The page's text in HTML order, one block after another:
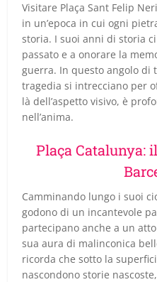
Visitare Plaça Sant Felip
in un’epoca in cui ogni
storia. I suoi anni di storia
passato e a onorare la
guerra. In questo angolo di
tragedia si intrecciano per
là dell’aspetto visivo, è
nell’anima.
Plaça Catalunya:
Camminando lungo i suoi
godono di un incantevole
partecipano anche a un
sua aura di malinconica
ricorda che sotto la
nascondono storie